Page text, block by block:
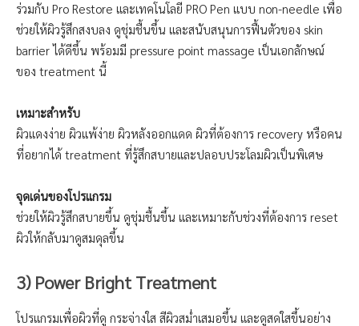
ร่วมกับ Pro Restore และเทคโนโลยี PRO Pen แบบ non-needle เพื่อ
ช่วยให้ผิวรู้สึกสงบลง ดูชุ่มชื้นขึ้น และสนับสนุนการฟื้นตัวของ skin
barrier ได้ดีขึ้น พร้อมมี pressure point massage เป็นเอกลักษณ์
ของ treatment นี้
เหมาะสำหรับ
ผิวแดงง่าย ผิวแพ้ง่าย ผิวหลังออกแดด ผิวที่ต้องการ recovery หรือคน
ที่อยากได้ treatment ที่รู้สึกสบายและปลอบประโลมผิวเป็นพิเศษ
จุดเด่นของโปรแกรม
ช่วยให้ผิวรู้สึกสบายขึ้น ดูชุ่มชื้นขึ้น และเหมาะกับช่วงที่ต้องการ reset
ผิวให้กลับมาดูสมดุลขึ้น
3) Power Bright Treatment
โปรแกรมเพื่อผิวที่ดู กระจ่างใส สีผิวสม่ำเสมอขึ้น และดูสดใสขึ้นอย่าง